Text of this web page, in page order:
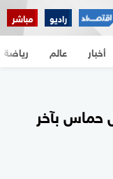
راديو مباشر
أخبار عالم رياضة
حماس بآخر